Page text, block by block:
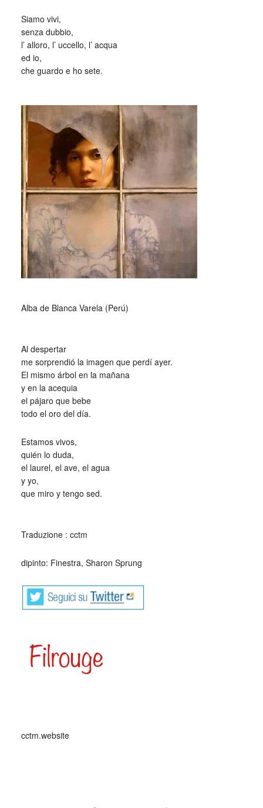
Siamo vivi,
senza dubbio,
l’ alloro, l’ uccello, l’ acqua
ed io,
che guardo e ho sete.
Alba de Blanca Varela (Perú)
Al despertar
me sorprendió la imagen que perdí ayer.
El mismo árbol en la mañana
y en la acequia
el pájaro que bebe
todo el oro del día.
Estamos vivos,
quién lo duda,
el laurel, el ave, el agua
y yo,
que miro y tengo sed.
Traduzione : cctm
dipinto: Finestra, Sharon Sprung
cctm.website